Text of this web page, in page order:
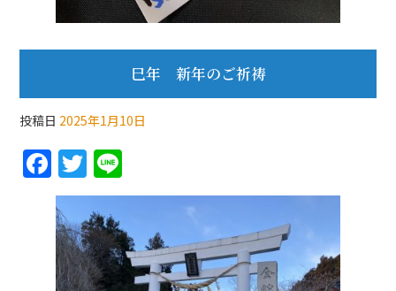
巳年 新年のご祈祷
投稿日 2025年1月10日
F
a
c
e
b
T
w
itt
er
n
e